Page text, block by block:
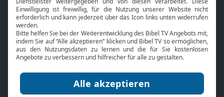
Bibel TV
Über uns
Jobs
Mediadaten
Service
Kontakt
TV-Empfang